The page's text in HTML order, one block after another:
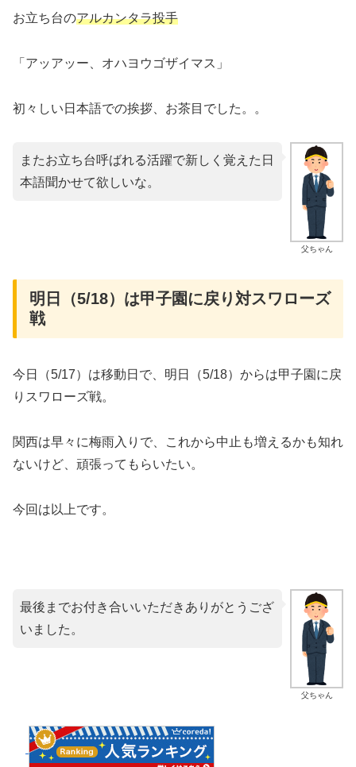
お立ち台のアルカンタラ投手
「アッアッー、オハヨウゴザイマス」
初々しい日本語での挨拶、お茶目でした。。
父ちゃん
またお立ち台呼ばれる活躍で新しく覚えた日
本語聞かせて欲しいな。
明日（5/18）は甲子園に戻り対スワローズ
戦
今日（5/17）は移動日で、明日（5/18）からは甲子園に戻
りスワローズ戦。
関西は早々に梅雨入りで、これから中止も増えるかも知れ
ないけど、頑張ってもらいたい。
今回は以上です。
父ちゃん
最後までお付き合いいただきありがとうござ
いました。